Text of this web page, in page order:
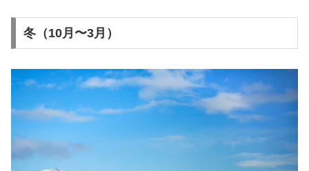
冬（10月〜3月）